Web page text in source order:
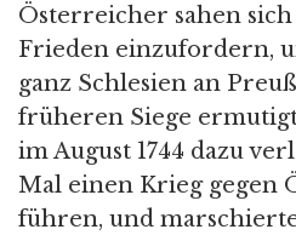
Österreicher sahen
Frieden einzufordern,
ganz Schlesien an
früheren Siege
im August 1744 dazu
Mal einen Krieg gegen
führen, und